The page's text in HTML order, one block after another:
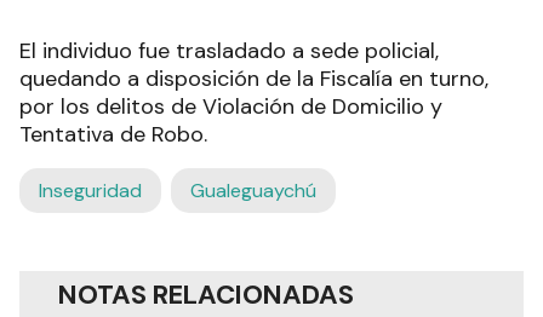
El individuo fue trasladado a sede policial,
quedando a disposición de la Fiscalía en turno,
por los delitos de Violación de Domicilio y
Tentativa de Robo.
Inseguridad Gualeguaychú
NOTAS RELACIONADAS